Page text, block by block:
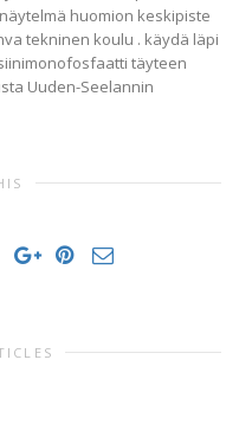
huomion keskipiste
tekninen koulu . käydä läpi
täyteen
Uuden-Seelannin